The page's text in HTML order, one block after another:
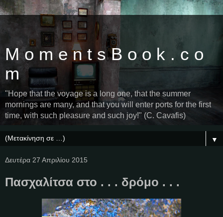
M o m e n t s B o o k . c o
m
"Hope that the voyage is a long one, that the summer
mornings are many, and that you will enter ports for the first
time, with such pleasure and such joy!" (C. Cavafis)
▼
Δευτέρα 27 Απριλίου 2015
Πασχαλίτσα στο . . . δρόμο . . .